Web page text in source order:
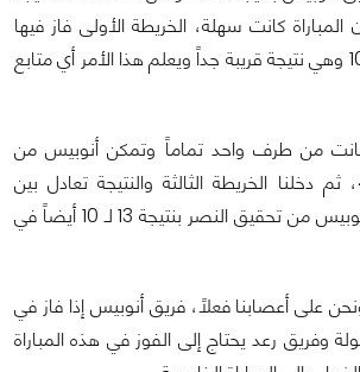
كانت سهلة، الخريطة الأولى فاز فيها
فريق رعد بنتيجة 13 لـ 10 وهي نتيجة قريبة جداً ويعلم هذا الأمر أي متابع
فكانت من طرف واحد تماماً وتمكن أنوبيس من
حسمها بنتيجة 13 لـ4، ثم دخلنا الخريطة الثالثة والنتيجة تعادل بين
الفريقين وهنا تمكن أنوبيس من تحقيق النصر بنتيجة 13 لـ 10 أيضاً في
ونحن على أعصابنا فعلاً، فريق أنوبيس إذا فاز في
وفريق رعد يحتاج إلى الفوز في هذه المباراة